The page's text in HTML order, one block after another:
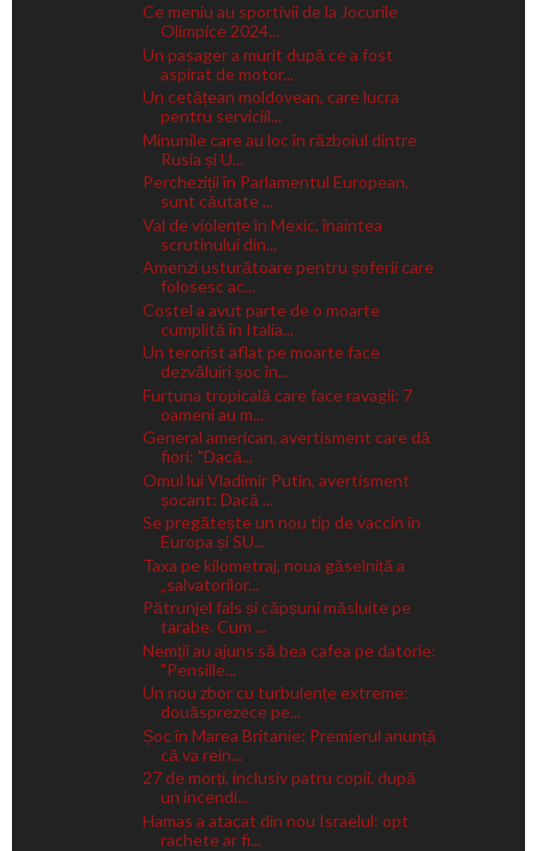
Ce meniu au sportivii de la Jocurile
Olimpice 2024...
Un pasager a murit după ce a fost
aspirat de motor...
Un cetățean moldovean, care lucra
pentru serviciil...
Minunile care au loc în războiul dintre
Rusia și U...
Percheziții în Parlamentul European,
sunt căutate ...
Val de violențe în Mexic, înaintea
scrutinului din...
Amenzi usturătoare pentru șoferii care
folosesc ac...
Costel a avut parte de o moarte
cumplită în Italia...
Un terorist aflat pe moarte face
dezvăluiri șoc în...
Furtuna tropicală care face ravagii: 7
oameni au m...
General american, avertisment care dă
fiori: "Dacă...
Omul lui Vladimir Putin, avertisment
șocant: Dacă ...
Se pregătește un nou tip de vaccin în
Europa și SU...
Taxa pe kilometraj, noua găselniță a
„salvatorilor...
Pătrunjel fals și căpșuni măsluite pe
tarabe. Cum ...
Nemții au ajuns să bea cafea pe datorie:
"Pensiile...
Un nou zbor cu turbulențe extreme:
douăsprezece pe...
Șoc în Marea Britanie: Premierul anunță
că va rein...
27 de morți, inclusiv patru copii, după
un incendi...
Hamas a atacat din nou Israelul: opt
rachete ar fi...